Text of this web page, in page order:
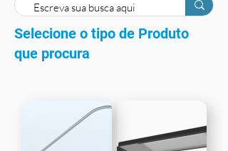
Selecione o tipo de Produto
que procura